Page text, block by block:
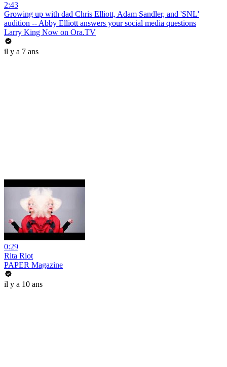
2:43
Growing up with dad Chris Elliott, Adam Sandler, and 'SNL'
audition -- Abby Elliott answers your social media questions
Larry King Now on Ora.TV
il y a 7 ans
0:29
Rita Riot
PAPER Magazine
il y a 10 ans